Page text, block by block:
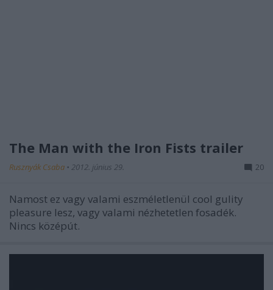
The Man with the Iron Fists trailer
Rusznyák Csaba • 2012. június 29. 20
Namost ez vagy valami eszméletlenül cool gulity
pleasure lesz, vagy valami nézhetetlen fosadék.
Nincs középút.